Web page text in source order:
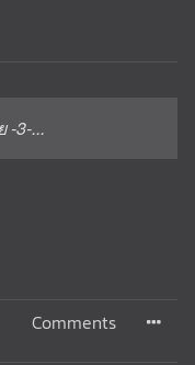
-3-...
Comments